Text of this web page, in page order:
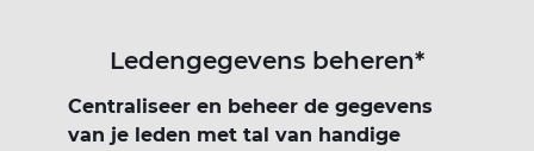
Ledengegevens beheren*
Centraliseer en beheer de gegevens
van je leden met tal van handige